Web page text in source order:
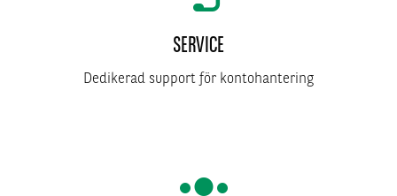
SERVICE
Dedikerad support för kontohantering